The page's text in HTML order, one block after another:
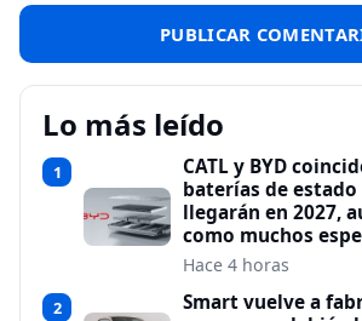
Lo más leído
1
CATL y BYD
baterías de
llegarán en 2027,
como muchos
Hace 4 horas
2
Smart vuelve a